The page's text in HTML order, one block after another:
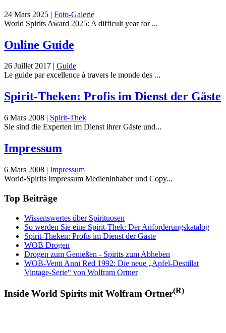
24 Mars 2025 | Foto-Galerie
World Spirits Award 2025: A difficult year for ...
Online Guide
26 Juillet 2017 | Guide
Le guide par excellence à travers le monde des ...
Spirit-Theken: Profis im Dienst der Gäste
6 Mars 2008 | Spirit-Thek
Sie sind die Experten im Dienst ihrer Gäste und...
Impressum
6 Mars 2008 | Impressum
World-Spirits Impressum Medieninhaber und Copy...
Top Beiträge
Wissenswertes über Spirituosen
So werden Sie eine Spirit-Thek: Der Anforderungskatalog
Spirit-Theken: Profis im Dienst der Gäste
WOB Drogen
Drogen zum Genießen - Spirits zum Abheben
WOB-Venti Anni Red 1992: Die neue „Apfel-Destillat
Vintage-Serie“ von Wolfram Ortner
Inside World Spirits mit Wolfram Ortner(R)